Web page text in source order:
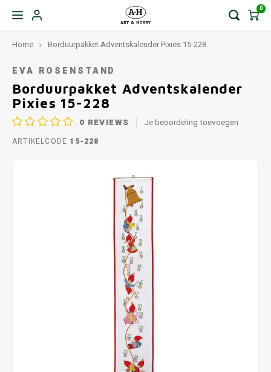
0
Home Borduurpakket Adventskalender Pixies 15-228
EVA ROSENSTAND
Borduurpakket Adventskalender
Pixies 15-228
0 REVIEWS Je beoordeling toevoegen
ARTIKELCODE 15-228